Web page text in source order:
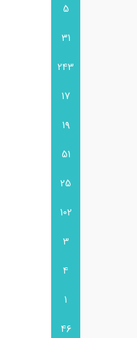
5
31
243
17
19
51
25
102
3
4
1
46